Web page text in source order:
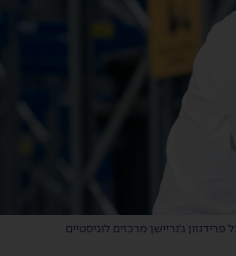
ג׳נריישן מרכזים לוגיסטיים